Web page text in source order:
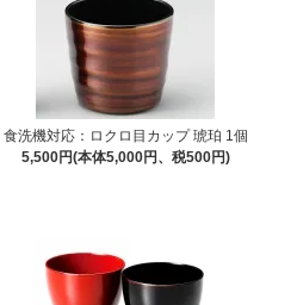
食洗機対応：ロクロ目カップ 琥珀 1個
5,500円(本体5,000円、税500円)